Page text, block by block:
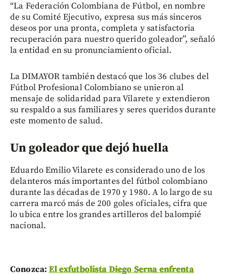
“La Federación Colombiana de Fútbol, en nombre
de su Comité Ejecutivo, expresa sus más sinceros
deseos por una pronta, completa y satisfactoria
recuperación para nuestro querido goleador”, señaló
la entidad en su pronunciamiento oficial.
La DIMAYOR también destacó que los 36 clubes del
Fútbol Profesional Colombiano se unieron al
mensaje de solidaridad para Vilarete y extendieron
su respaldo a sus familiares y seres queridos durante
este momento de salud.
Un goleador que dejó huella
Eduardo Emilio Vilarete es considerado uno de los
delanteros más importantes del fútbol colombiano
durante las décadas de 1970 y 1980. A lo largo de su
carrera marcó más de 200 goles oficiales, cifra que
lo ubica entre los grandes artilleros del balompié
nacional.
Conozca:El exfutbolista Diego Serna enfrenta